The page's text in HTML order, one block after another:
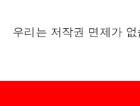
우리는 저작권 면제가 없